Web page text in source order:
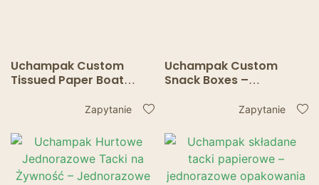
Uchampak Custom
Tissued Paper Boat
opakowania doZapytanie
Uchampak Custom
Snack Boxes –
papierowej tacki do
Zapytanie